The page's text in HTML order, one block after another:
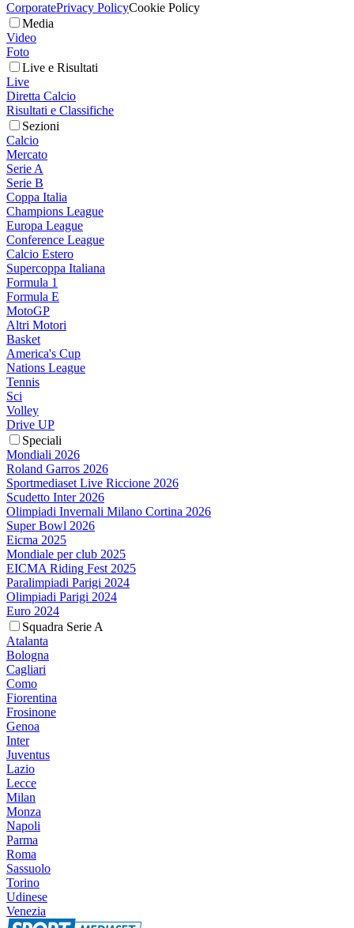
CorporatePrivacy PolicyCookie Policy
Media
Video
Foto
Live e Risultati
Live
Diretta Calcio
Risultati e Classifiche
Sezioni
Calcio
Mercato
Serie A
Serie B
Coppa Italia
Champions League
Europa League
Conference League
Calcio Estero
Supercoppa Italiana
Formula 1
Formula E
MotoGP
Altri Motori
Basket
America's Cup
Nations League
Tennis
Sci
Volley
Drive UP
Speciali
Mondiali 2026
Roland Garros 2026
Sportmediaset Live Riccione 2026
Scudetto Inter 2026
Olimpiadi Invernali Milano Cortina 2026
Super Bowl 2026
Eicma 2025
Mondiale per club 2025
EICMA Riding Fest 2025
Paralimpiadi Parigi 2024
Olimpiadi Parigi 2024
Euro 2024
Squadra Serie A
Atalanta
Bologna
Cagliari
Como
Fiorentina
Frosinone
Genoa
Inter
Juventus
Lazio
Lecce
Milan
Monza
Napoli
Parma
Roma
Sassuolo
Torino
Udinese
Venezia